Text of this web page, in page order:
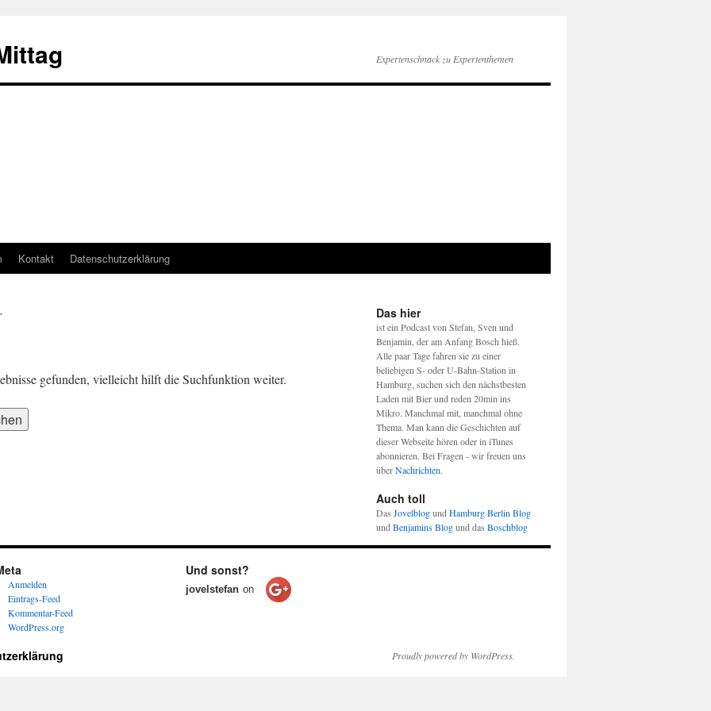
Expertenschnack zu Expertenthemen
Kontakt Datenschutzerklärung
gefunden, vielleicht hilft die Suchfunktion weiter.
Das hier
ist ein Podcast von Stefan, Sven und
Benjamin, der am Anfang Bosch hieß.
Alle paar Tage fahren sie zu einer
beliebigen S- oder U-Bahn-Station in
Hamburg, suchen sich den nächstbesten
Laden mit Bier und reden 20min ins
Mikro. Manchmal mit, manchmal ohne
Thema. Man kann die Geschichten auf
dieser Webseite hören oder in iTunes
abonnieren. Bei Fragen - wir freuen uns
überNachrichten.
Auch toll
Das Jovelblogund Hamburg Berlin Blog
und Benjamins Blogund das Boschblog
Anmelden
Eintrags-Feed
Kommentar-Feed
WordPress.org
Und sonst?
jovelstefan on
Proudly powered by WordPress.